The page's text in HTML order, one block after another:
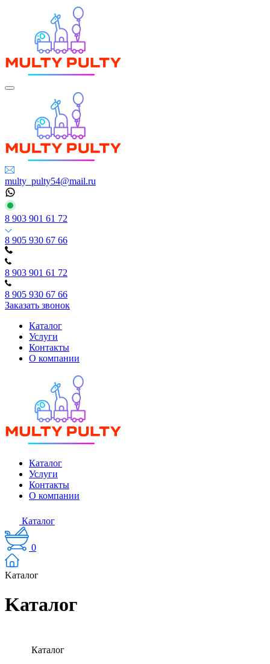
multy_pulty54@mail.ru
8 903 901 61 72
8 905 930 67 66
8 903 901 61 72
8 905 930 67 66
Заказать звонок
Каталог
Услуги
Контакты
О компании
Каталог
Услуги
Контакты
О компании
Каталог
0
Kаталог
Kаталог
Каталог